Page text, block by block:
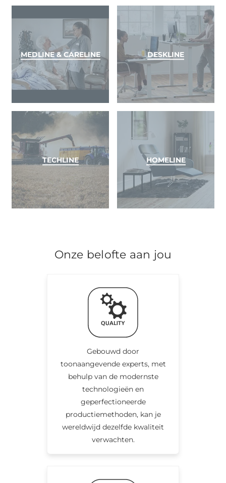
MEDLINE & CARELINE DESKLINE
TECHLINE HOMELINE
Onze belofte aan jou
Gebouwd door
toonaangevende experts, met
behulp van de modernste
technologieën en
geperfectioneerde
productiemethoden, kan je
wereldwijd dezelfde kwaliteit
verwachten.